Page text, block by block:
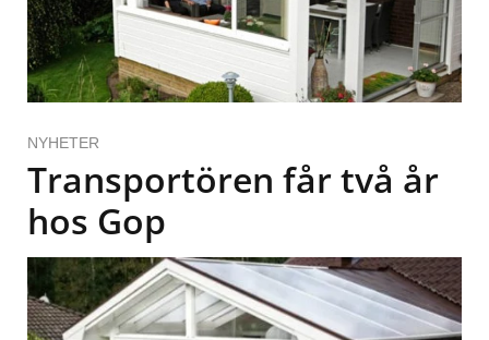
NYHETER
Transportören får två år
hos Gop